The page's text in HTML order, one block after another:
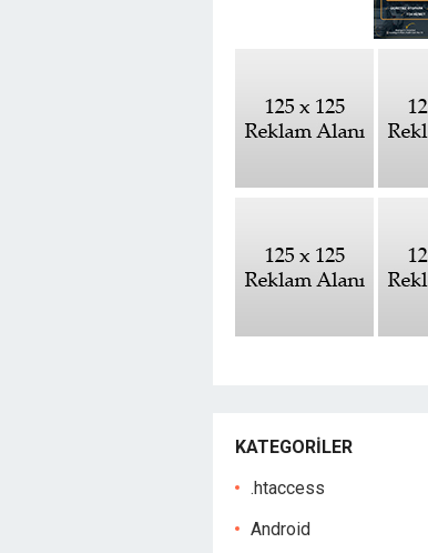
KATEGORILER
.htaccess
Android